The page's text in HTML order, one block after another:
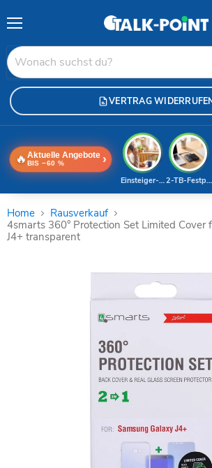
VERTRAG
🔥 Aktuelle Angebote
BIS −60 % ›
2-TB-
Einsteiger-Handy
Home
Rausverkauf
4smarts 360° Protection Set Limited Cover
J4+ transparent